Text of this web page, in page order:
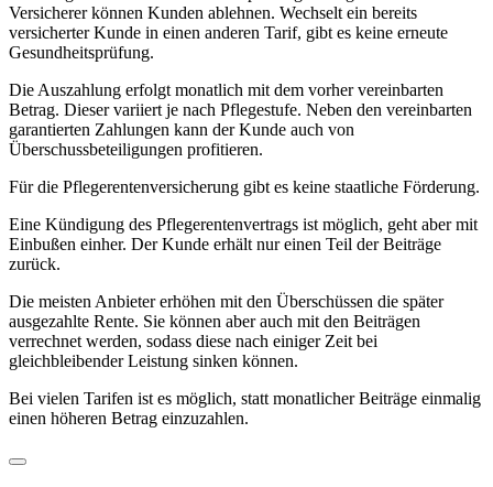
Versicherer können Kunden ablehnen. Wechselt ein bereits
versicherter Kunde in einen anderen Tarif, gibt es keine erneute
Gesundheitsprüfung.
Die Auszahlung erfolgt monatlich mit dem vorher vereinbarten
Betrag. Dieser variiert je nach Pflegestufe. Neben den vereinbarten
garantierten Zahlungen kann der Kunde auch von
Überschussbeteiligungen profitieren.
Für die Pflegerentenversicherung gibt es keine staatliche Förderung.
Eine Kündigung des Pflegerentenvertrags ist möglich, geht aber mit
Einbußen einher. Der Kunde erhält nur einen Teil der Beiträge
zurück.
Die meisten Anbieter erhöhen mit den Überschüssen die später
ausgezahlte Rente. Sie können aber auch mit den Beiträgen
verrechnet werden, sodass diese nach einiger Zeit bei
gleichbleibender Leistung sinken können.
Bei vielen Tarifen ist es möglich, statt monatlicher Beiträge einmalig
einen höheren Betrag einzuzahlen.